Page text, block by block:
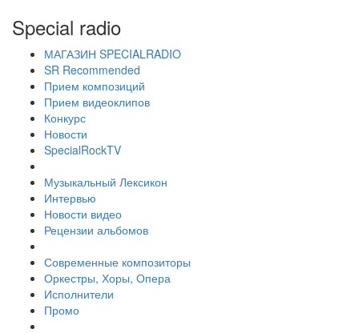
Special radio
МАГАЗИН SPECIALRADIO
SR Recommended
Прием композиций
Прием видеоклипов
Конкурс
Новости
SpecialRockTV
Музыкальный Лексикон
Интервью
Новости видео
Рецензии альбомов
Современные композиторы
Оркестры, Хоры, Опера
Исполнители
Промо